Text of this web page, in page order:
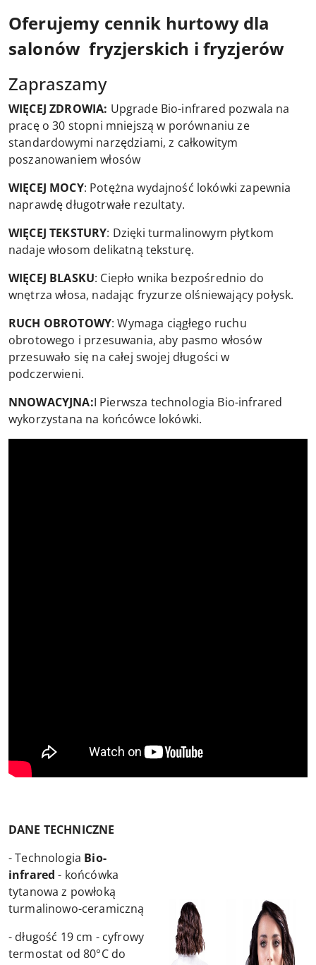
Oferujemy cennik hurtowy dla
salonów fryzjerskich i fryzjerów
Zapraszamy
WIĘCEJ ZDROWIA: Upgrade Bio-infrared pozwala na
pracę o 30 stopni mniejszą w porównaniu ze
standardowymi narzędziami, z całkowitym
poszanowaniem włosów
WIĘCEJ MOCY: Potężna wydajność lokówki zapewnia
naprawdę długotrwałe rezultaty.
WIĘCEJ TEKSTURY: Dzięki turmalinowym płytkom
nadaje włosom delikatną teksturę.
WIĘCEJ BLASKU: Ciepło wnika bezpośrednio do
wnętrza włosa, nadając fryzurze olśniewający połysk.
RUCH OBROTOWY: Wymaga ciągłego ruchu
obrotowego i przesuwania, aby pasmo włosów
przesuwało się na całej swojej długości w
podczerwieni.
NNOWACYJNA:I Pierwsza technologia Bio-infrared
wykorzystana na końcówce lokówki.
DANE TECHNICZNE
- Technologia Bio-
infrared - końcówka
tytanowa z powłoką
turmalinowo-ceramiczną
- długość 19 cm - cyfrowy
termostat od 80°C do